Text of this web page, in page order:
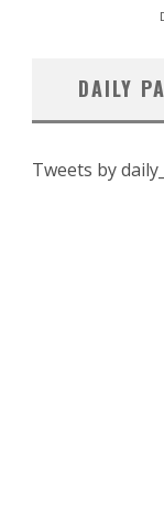
DAILY
Tweets by